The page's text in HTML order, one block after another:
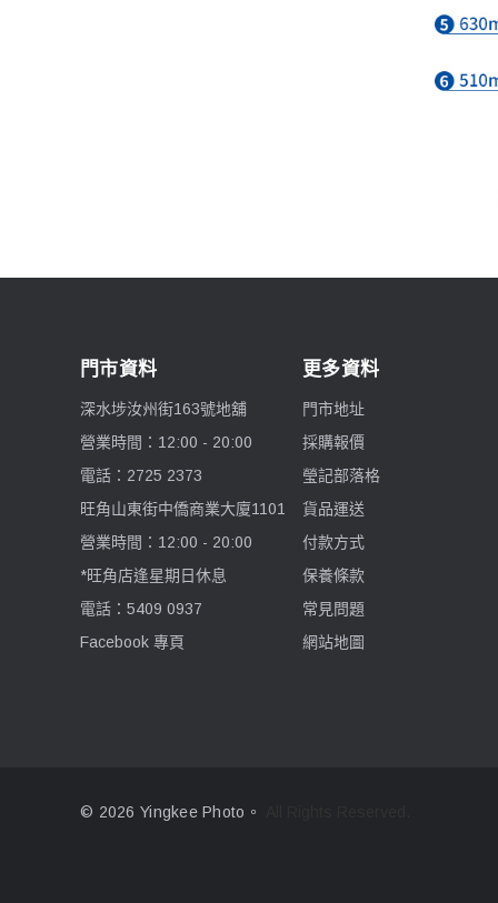
門市資料
深水埗汝州街163號地舖
營業時間：12:00 - 20:00
電話：2725 2373
旺角山東街中僑商業大廈1101
營業時間：12:00 - 20:00
*旺角店逢星期日休息
電話：5409 0937
Facebook 專頁
更多資料
門市地址
採購報價
瑩記部落格
貨品運送
付款方式
保養條款
常見問題
網站地圖
© 2026 Yingkee Photo。